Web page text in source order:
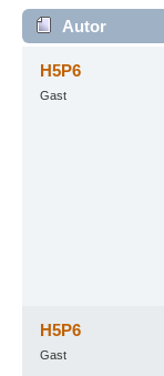
Autor
H5P6
Gast
H5P6
Gast